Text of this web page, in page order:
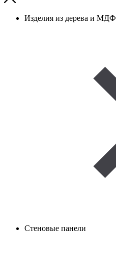
Изделия из дерева и МДФ
Стеновые панели